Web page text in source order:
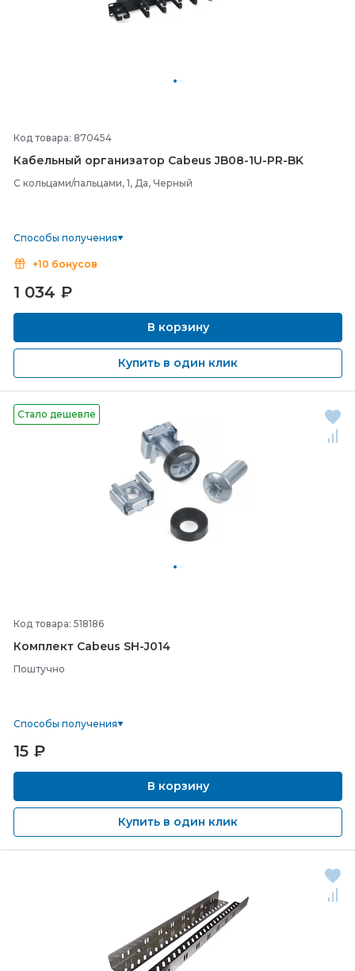
Код товара: 870454
Кабельный организатор Cabeus JB08-1U-PR-BK
С кольцами/пальцами, 1, Да, Черный
Способы получения
+10 бонусов
1 034 ₽
В корзину
Купить в один клик
Стало дешевле
Код товара: 518186
Комплект Cabeus SH-J014
Поштучно
Способы получения
15 ₽
В корзину
Купить в один клик